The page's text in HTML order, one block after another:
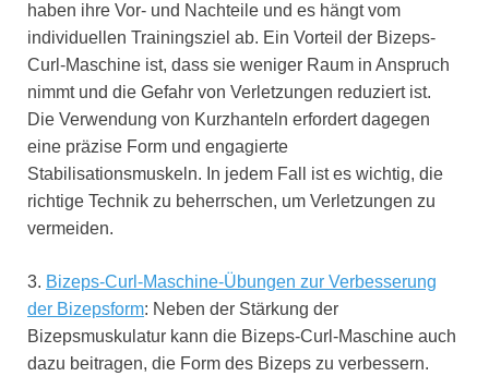
haben ihre Vor- und Nachteile und es hängt vom
individuellen Trainingsziel ab. Ein Vorteil der Bizeps-
Curl-Maschine ist, dass sie weniger Raum in Anspruch
nimmt und die Gefahr von Verletzungen reduziert ist.
Die Verwendung von Kurzhanteln erfordert dagegen
eine präzise Form und engagierte
Stabilisationsmuskeln. In jedem Fall ist es wichtig, die
richtige Technik zu beherrschen, um Verletzungen zu
vermeiden.
3. Bizeps-Curl-Maschine-Übungen zur Verbesserung
der Bizepsform: Neben der Stärkung der
Bizepsmuskulatur kann die Bizeps-Curl-Maschine auch
dazu beitragen, die Form des Bizeps zu verbessern.